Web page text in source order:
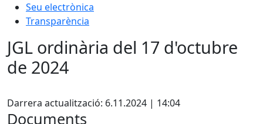
Seu electrònica
Transparència
JGL ordinària del 17 d'octubre
de 2024
Darrera actualització: 6.11.2024 | 14:04
Documents